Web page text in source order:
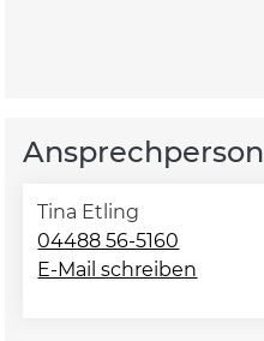
Ansprechperson
Tina Etling
04488 56-5160
E-Mail schreiben